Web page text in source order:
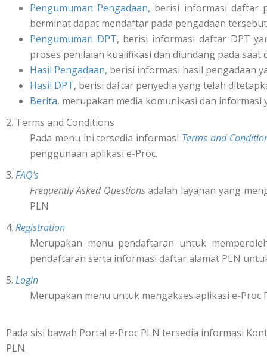
Pengumuman Pengadaan, berisi informasi daftar
berminat dapat mendaftar pada pengadaan
Pengumuman DPT, berisi informasi daftar DPT
proses penilaian kualifikasi dan diundang pada
Hasil Pengadaan, berisi informasi hasil pengadaan
Hasil DPT, berisi daftar penyedia yang telah
Berita, merupakan media komunikasi dan
2. Terms and Conditions
Pada menu ini tersedia informasi Terms and
penggunaan aplikasi e-Proc.
3. FAQ's
Frequently Asked Questionsadalah layanan yang
PLN
4. Registration
Merupakan menu pendaftaran untuk
pendaftaran serta informasi daftar alamat PLN
5. Login
Merupakan menu untuk mengakses aplikasi e-
Pada sisi bawah Portal e-Proc PLN tersedia informasi
PLN.